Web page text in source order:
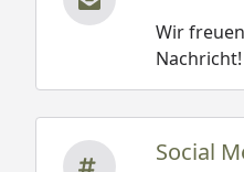
Wir
Nachricht!
Social